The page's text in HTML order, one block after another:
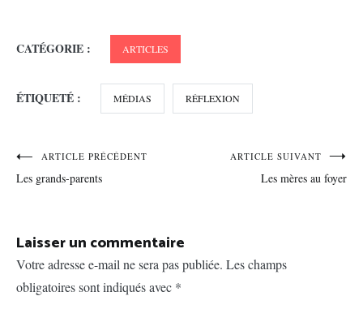
CATÉGORIE : ARTICLES
ÉTIQUETÉ : MÉDIAS RÉFLEXION
Navigation
de
ARTICLE PRÉCÉDENT
Les grands-parents
ARTICLE SUIVANT
Les mères au foyer
Laisser un commentaire
Votre adresse e-mail ne sera pas publiée. Les champs
obligatoires sont indiqués avec *